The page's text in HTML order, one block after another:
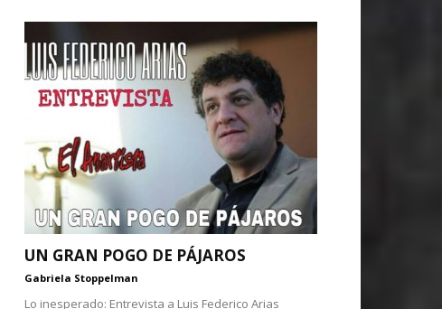
UN GRAN POGO DE PÁJAROS
Gabriela Stoppelman
Lo inesperado: Entrevista a Luis Federico Arias